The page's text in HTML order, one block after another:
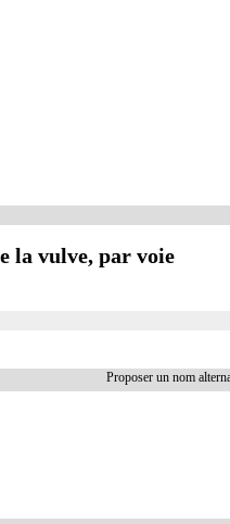
la vulve, par voie
Proposer un nom